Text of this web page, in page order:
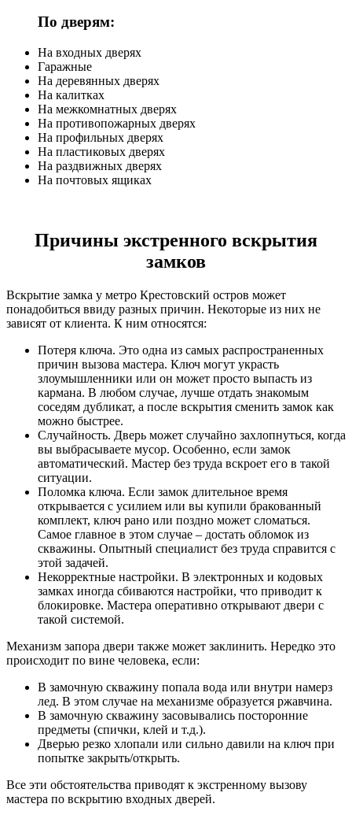
По дверям:
На входных дверях
Гаражные
На деревянных дверях
На калитках
На межкомнатных дверях
На противопожарных дверях
На профильных дверях
На пластиковых дверях
На раздвижных дверях
На почтовых ящиках
Причины экстренного вскрытия
замков
Вскрытие замка у метро Крестовский остров может
понадобиться ввиду разных причин. Некоторые из них не
зависят от клиента. К ним относятся:
Потеря ключа. Это одна из самых распространенных
причин вызова мастера. Ключ могут украсть
злоумышленники или он может просто выпасть из
кармана. В любом случае, лучше отдать знакомым
соседям дубликат, а после вскрытия сменить замок как
можно быстрее.
Случайность. Дверь может случайно захлопнуться, когда
вы выбрасываете мусор. Особенно, если замок
автоматический. Мастер без труда вскроет его в такой
ситуации.
Поломка ключа. Если замок длительное время
открывается с усилием или вы купили бракованный
комплект, ключ рано или поздно может сломаться.
Самое главное в этом случае – достать обломок из
скважины. Опытный специалист без труда справится с
этой задачей.
Некорректные настройки. В электронных и кодовых
замках иногда сбиваются настройки, что приводит к
блокировке. Мастера оперативно открывают двери с
такой системой.
Механизм запора двери также может заклинить. Нередко это
происходит по вине человека, если:
В замочную скважину попала вода или внутри намерз
лед. В этом случае на механизме образуется ржавчина.
В замочную скважину засовывались посторонние
предметы (спички, клей и т.д.).
Дверью резко хлопали или сильно давили на ключ при
попытке закрыть/открыть.
Все эти обстоятельства приводят к экстренному вызову
мастера по вскрытию входных дверей.